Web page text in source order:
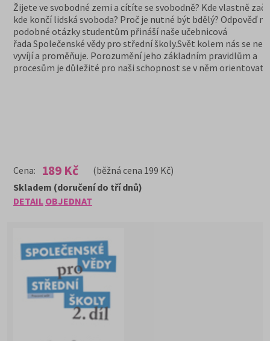
Žijete ve svobodné zemi a cítíte se svobodně? Kde vlastně
kde končí lidská svoboda? Proč je nutné být bdělý? Odpověď
podobné otázky studentům přináší naše učebnicová
řada Společenské vědy pro střední školy.Svět kolem nás se
vyvíjí a proměňuje. Porozumění jeho základním pravidlům a
procesům je důležité pro naši schopnost se v něm orientovat.
Cena: 189 Kč (běžná cena 199 Kč)
DETAIL OBJEDNAT
Skladem (doručení do tří dnů)